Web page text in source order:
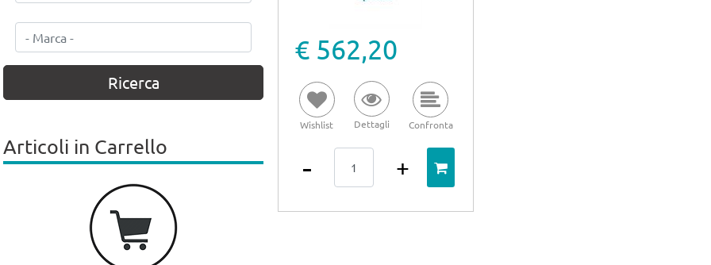
€ 562,20
Wishlist Dettagli Confronta
Articoli in Carrello